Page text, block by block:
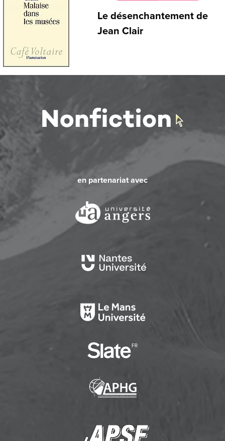
Le désenchantement de
Jean Clair
en partenariat avec